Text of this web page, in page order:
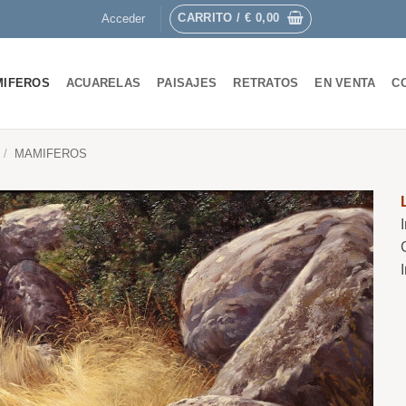
Acceder CARRITO / € 0,00
ACUARELAS PAISAJES RETRATOS EN VENTA
/ MAMIFEROS